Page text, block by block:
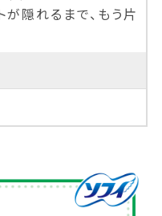
隠れるまで、もう片